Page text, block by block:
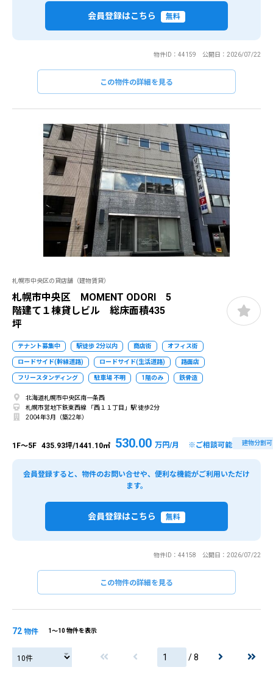
会員登録はこちら 無料
物件ID：44159 公開日：2026/07/22
この物件の詳細を見る
札幌市中央区の貸店舗（建物賃貸）
札幌市中央区 MOMENT ODORI 5
階建て１棟貸しビル 総床面積435
坪
テナント募集中 駅徒歩 2分以内 商店街 オフィス街
ロードサイド(幹線道路) ロードサイド(生活道路) 路面店
フリースタンディング 駐車場 不明 1階のみ 鉄骨造
北海道札幌市中央区南一条西
札幌市営地下鉄東西線 「西１１丁目」駅 徒歩2分
2004年3月（築22年）
1F～5F 435.93坪/1441.10㎡ 530.00 万円/月 ※ご相談可能 建物分割
会員登録すると、物件のお問い合せや、便利な機能がご利用いただけ
ます。
会員登録はこちら 無料
物件ID：44158 公開日：2026/07/22
この物件の詳細を見る
72 物件 1〜10 物件を表示
/ 8